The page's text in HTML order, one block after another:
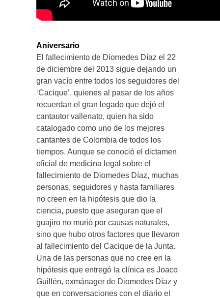
Aniversario
El fallecimiento de Diomedes Díaz el 22
de diciembre del 2013 sigue dejando un
gran vacío entre todos los seguidores del
‘Cacique’, quienes al pasar de los años
recuerdan el gran legado que dejó el
cantautor vallenato, quien ha sido
catalogado como uno de los mejores
cantantes de Colombia de todos los
tiempos. Aunque se conoció el dictamen
oficial de medicina legal sobre el
fallecimiento de Diomedes Díaz, muchas
personas, seguidores y hasta familiares
no creen en la hipótesis que dio la
ciencia, puesto que aseguran que el
guajiro no murió por causas naturales,
sino que hubo otros factores que llevaron
al fallecimiento del Cacique de la Junta.
Una de las personas que no cree en la
hipótesis que entregó la clínica es Joaco
Guillén, exmánager de Diomedes Díaz y
que en conversaciones con el diario el